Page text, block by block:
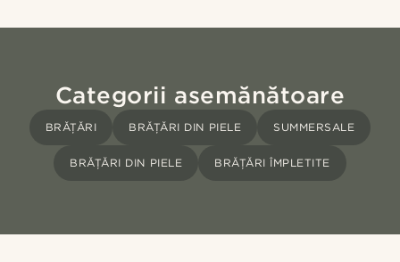
Categorii asemănătoare
BRĂȚĂRI BRĂȚĂRI DIN PIELE SUMMERSALE
BRĂȚĂRI DIN PIELE BRĂȚĂRI ÎMPLETITE